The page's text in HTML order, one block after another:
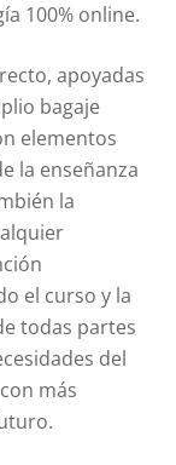
100% online.
apoyadas
bagaje
elementos
la enseñanza
la
el curso y la
todas partes
del
más